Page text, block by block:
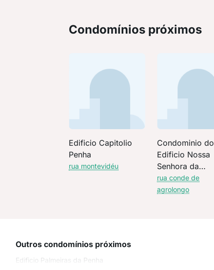
Condomínios próximos
Edificio Capitolio
Penha
rua montevidéu
Condominio do
Edificio Nossa
Senhora da
Conceicao
rua conde de
agrolongo
Outros condomínios próximos
Edificio Palmeiras da Penha